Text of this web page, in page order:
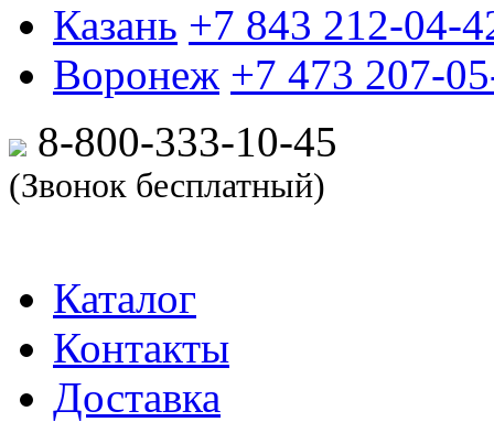
Казань +7 843 212-04-
Воронеж +7 473 207-
8-800-333-10-45
(Звонок бесплатный)
Каталог
Контакты
Доставка